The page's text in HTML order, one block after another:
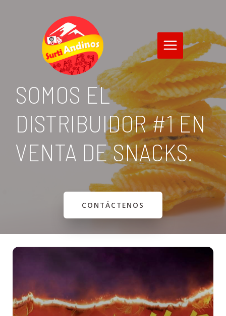
SOMOS EL
DISTRIBUIDOR #1 EN
VENTA DE SNACKS.
CONTÁCTENOS